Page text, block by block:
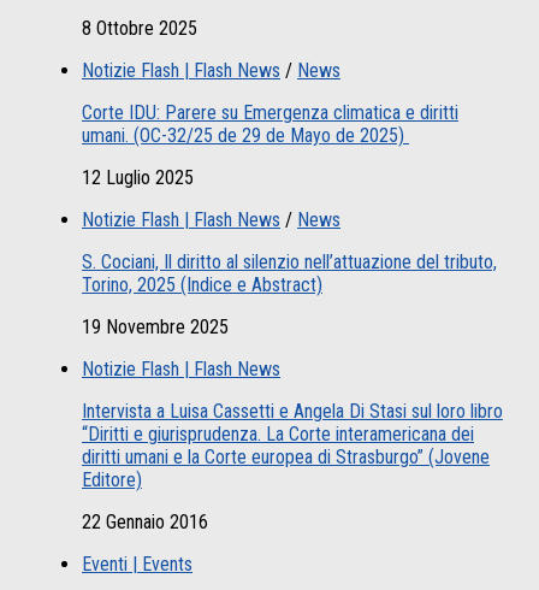
8 Ottobre 2025
Notizie Flash | Flash News / News
Corte IDU: Parere su Emergenza climatica e diritti
umani. (OC-32/25 de 29 de Mayo de 2025)
12 Luglio 2025
Notizie Flash | Flash News / News
S. Cociani, Il diritto al silenzio nell’attuazione del tributo,
Torino, 2025 (Indice e Abstract)
19 Novembre 2025
Notizie Flash | Flash News
Intervista a Luisa Cassetti e Angela Di Stasi sul loro libro
“Diritti e giurisprudenza. La Corte interamericana dei
diritti umani e la Corte europea di Strasburgo” (Jovene
Editore)
22 Gennaio 2016
Eventi | Events